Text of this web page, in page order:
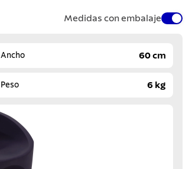
Medidas con embalaje
Ancho 60 cm
Peso 6 kg